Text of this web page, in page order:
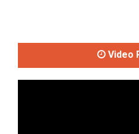
Video